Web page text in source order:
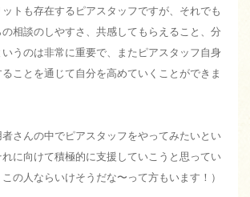
トも存在するピアスタッフですが、それでも
相談のしやすさ、共感してもらえること、分
うのは非常に重要で、またピアスタッフ自身
ことを通じて自分を高めていくことができま
さんの中でピアスタッフをやってみたいとい
に向けて積極的に支援していこうと思ってい
の人ならいけそうだな〜って方もいます！）